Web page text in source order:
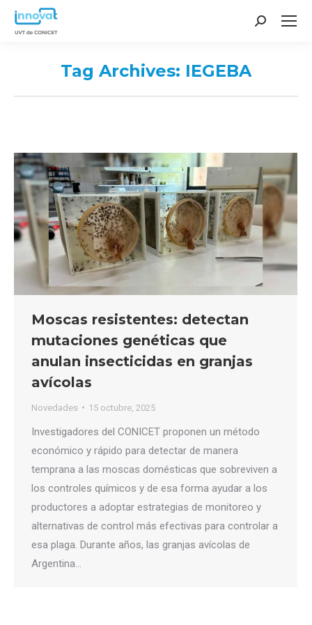
Search:
Tag Archives: IEGEBA
Moscas resistentes: detectan
mutaciones genéticas que
anulan insecticidas en granjas
avícolas
Novedades 15 octubre, 2025
Investigadores del CONICET proponen un método
económico y rápido para detectar de manera
temprana a las moscas domésticas que sobreviven a
los controles químicos y de esa forma ayudar a los
productores a adoptar estrategias de monitoreo y
alternativas de control más efectivas para controlar a
esa plaga. Durante años, las granjas avícolas de
Argentina…